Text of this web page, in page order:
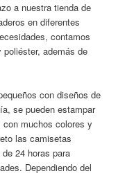
a nuestra tienda de
en diferentes
contamos
además de
con diseños de
se pueden estampar
muchos colores y
las camisetas
24 horas para
Dependiendo del